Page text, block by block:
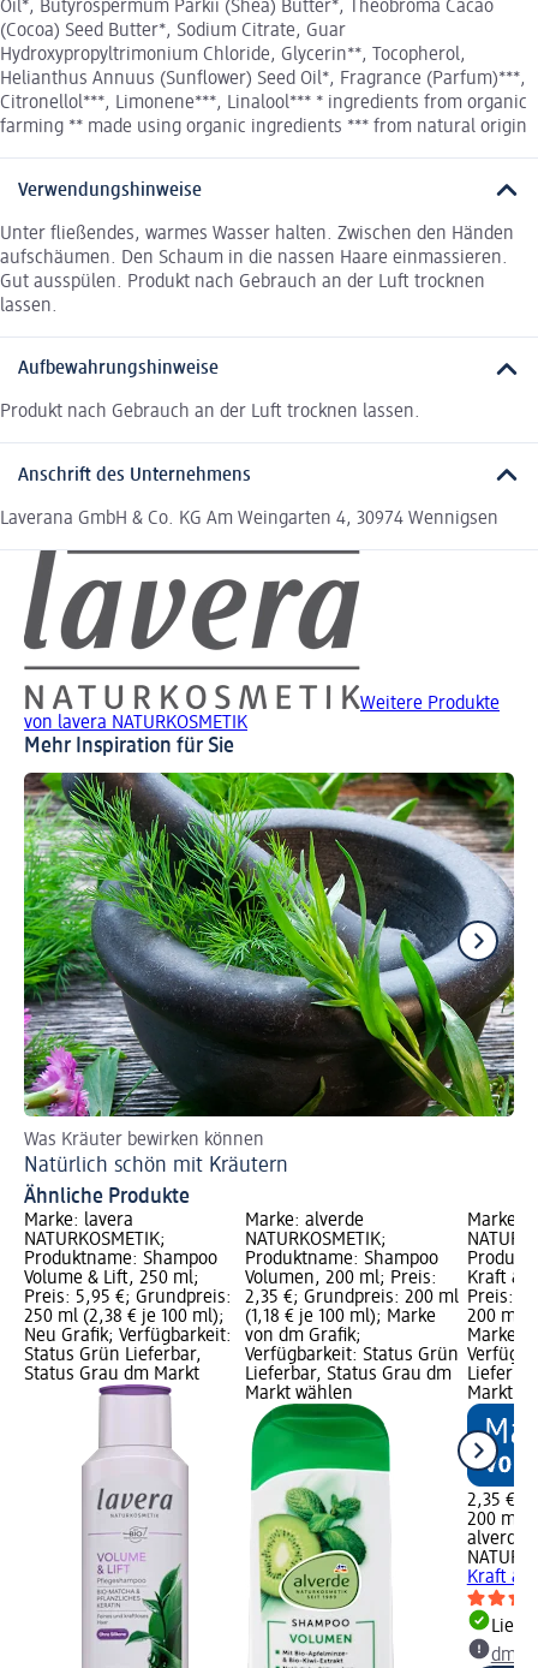
Oil*, Butyrospermum Parkii (Shea) Butter*, Theobroma Cacao
(Cocoa) Seed Butter*, Sodium Citrate, Guar
Hydroxypropyltrimonium Chloride, Glycerin**, Tocopherol,
Helianthus Annuus (Sunflower) Seed Oil*, Fragrance (Parfum)***,
Citronellol***, Limonene***, Linalool*** * ingredients from organic
farming ** made using organic ingredients *** from natural origin
Verwendungshinweise
Unter fließendes, warmes Wasser halten. Zwischen den Händen
aufschäumen. Den Schaum in die nassen Haare einmassieren.
Gut ausspülen. Produkt nach Gebrauch an der Luft trocknen
lassen.
Aufbewahrungshinweise
Produkt nach Gebrauch an der Luft trocknen lassen.
Anschrift des Unternehmens
Laverana GmbH & Co. KG Am Weingarten 4, 30974 Wennigsen
Weitere Produkte
von lavera NATURKOSMETIK
Mehr Inspiration für Sie
Was Kräuter bewirken können
Natürlich schön mit Kräutern
Ähnliche Produkte
Marke: lavera
NATURKOSMETIK;
Produktname: Shampoo
Volume & Lift, 250 ml;
Preis: 5,95 €; Grundpreis:
250 ml (2,38 € je 100 ml);
Neu Grafik; Verfügbarkeit:
Status Grün Lieferbar,
Status Grau dm Markt
Marke: alverde
NATURKOSMETIK;
Produktname: Shampoo
Volumen, 200 ml; Preis:
2,35 €; Grundpreis: 200 ml
(1,18 € je 100 ml); Marke
von dm Grafik;
Verfügbarkeit: Status Grün
Lieferbar, Status Grau dm
Markt wählen
Marke:
Kraft &
Preis:
200 ml
Marke
Markt
2,35 €
200 ml
alverde
Kraft &
dm